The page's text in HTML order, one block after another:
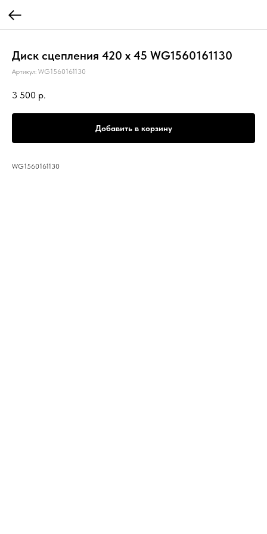
Диск сцепления 420 х 45 WG1560161130
Артикул: WG1560161130
3 500 р.
Добавить в корзину
WG1560161130